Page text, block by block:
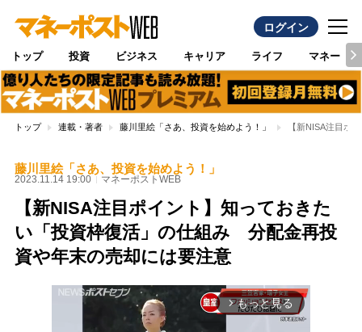
ログイン
トップ 投資 ビジネス キャリア ライフ マネー
トップ 連載・著者 藤川里絵「さあ、投資を始めよう！」 【新NISA注目ポ
藤川里絵「さあ、投資を始めよう！」
2023.11.14 19:00 マネーポストWEB
【新NISA注目ポイント】知っておきた
い「投資枠復活」の仕組み 分配金再投
資や年末の売却には要注意
arrow_forward_ios もっと見る